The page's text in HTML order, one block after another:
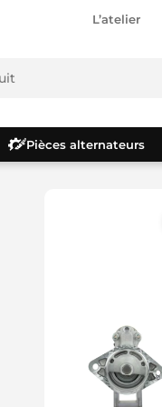
L’atelier
Pièces alternateurs